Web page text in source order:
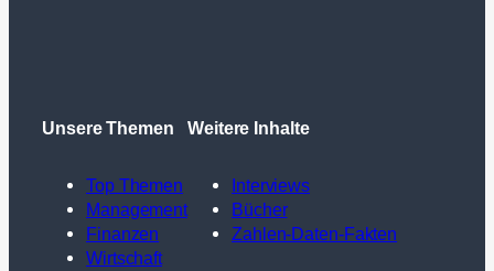
Unsere Themen
Top Themen
Management
Finanzen
Wirtschaft
Weitere Inhalte
Interviews
Bücher
Zahlen-Daten-Fakten